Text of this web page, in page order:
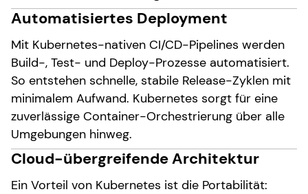
Automatisiertes Deployment
Mit Kubernetes-nativen CI/CD-Pipelines werden
Build-, Test- und Deploy-Prozesse automatisiert.
So entstehen schnelle, stabile Release-Zyklen mit
minimalem Aufwand. Kubernetes sorgt für eine
zuverlässige Container-Orchestrierung über alle
Umgebungen hinweg.
Cloud-übergreifende Architektur
Ein Vorteil von Kubernetes ist die Portabilität: